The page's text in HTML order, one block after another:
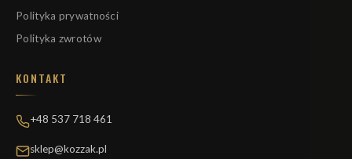
Polityka prywatności
Polityka zwrotów
KONTAKT
+48 537 718 461
sklep@kozzak.pl